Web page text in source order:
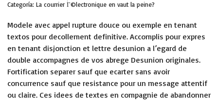
Categoría: La courrier Г©lectronique en vaut la peine?
Modele avec appel rupture douce ou exemple en tenant
textos pour decollement definitive. Accomplis pour expres
en tenant disjonction et lettre desunion a l’egard de
double accompagnes de vos abrege Desunion originales.
Fortification separer sauf que ecarter sans avoir
concurrence sauf que resistance pour un message attentif
ou claire. Ces idees de textes en compagnie de abandonner